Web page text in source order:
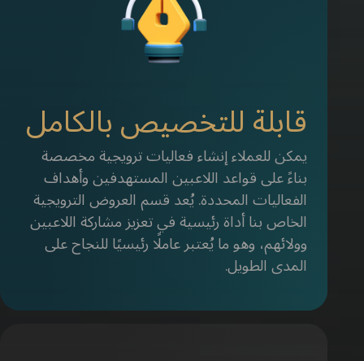
قابلة للتخصيص بالكامل
يمكن للعملاء إنشاء فعاليات ترويجية مخصصة
بناءً على قواعد اللاعبين المستهدفين وأهداف
الفعاليات المحددة. يُعد قسم العروض الترويجية
الخاص بنا أداة رئيسية في تعزيز مشاركة اللاعبين
وولائهم، وهو ما يُعتبر عاملًا رئيسيًا للنجاح على
المدى الطويل.